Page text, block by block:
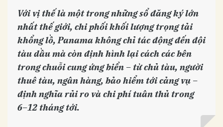
Với vị thế là một trong những sổ đăng ký lớn
nhất thế giới, chi phối khối lượng trọng tải
khổng lồ, Panama không chỉ tác động đến đội
tàu dầu mà còn định hình lại cách các bên
trong chuỗi cung ứng biển – từ chủ tàu, người
thuê tàu, ngân hàng, bảo hiểm tới cảng vụ –
định nghĩa rủi ro và chi phí tuân thủ trong
6–12 tháng tới.